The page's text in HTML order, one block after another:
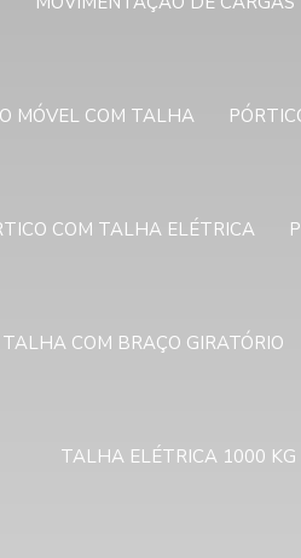
MÓVEL COM TALHA
COM TALHA ELÉTRICA
TALHA COM BRAÇO GIRATÓRIO
TALHA ELÉTRICA 1000 KG